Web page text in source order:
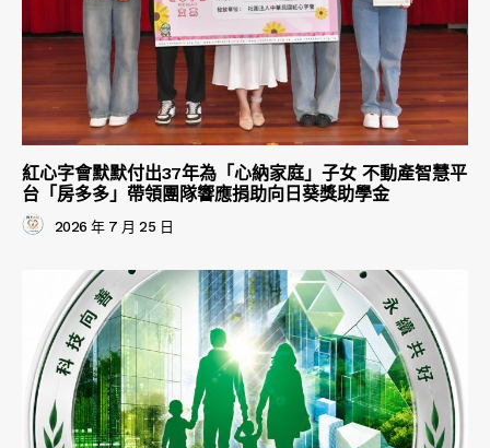
紅心字會默默付出37年為「心納家庭」子女 不動產智慧平
台「房多多」帶領團隊響應捐助向日葵獎助學金
2026 年 7 月 25 日